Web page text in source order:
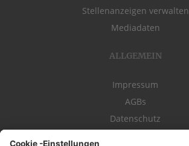
Stellenanzeigen verwalten
Mediadaten
ALLGEMEIN
Impressum
AGBs
Datenschutz